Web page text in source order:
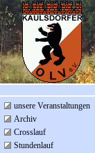
unsere Veranstaltungen
Archiv
Crosslauf
Stundenlauf